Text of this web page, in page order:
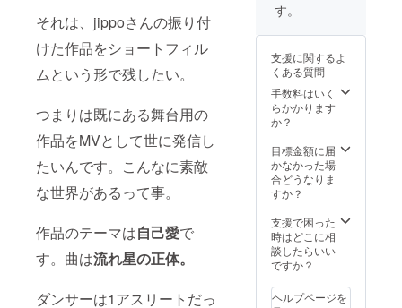
それは、jippoさんの振り付
けた作品をショートフィル
ムという形で残したい。
つまりは既にある舞台用の
作品をMVとして世に発信し
たいんです。こんなに素敵
な世界があるって事。
作品のテーマは自己愛で
す。曲は流れ星の正体。
ダンサーは1アスリートだっ
アドレ
いてい
ただい
て入れ
るお名
前伺い
す。
支援に関するよ
くある質問
手数料はいく
らかかります
か？
目標金額に届
かなかった場
合どうなりま
すか？
支援で困った
時はどこに相
談したらいい
ですか？
ヘルプページを